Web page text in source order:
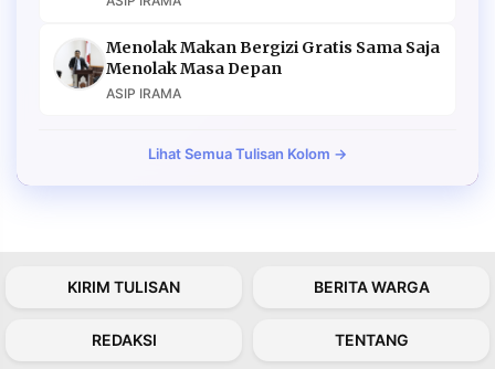
Menolak Makan Bergizi Gratis Sama Saja
Menolak Masa Depan
ASIP IRAMA
Lihat Semua Tulisan Kolom →
KIRIM TULISAN BERITA WARGA
REDAKSI TENTANG